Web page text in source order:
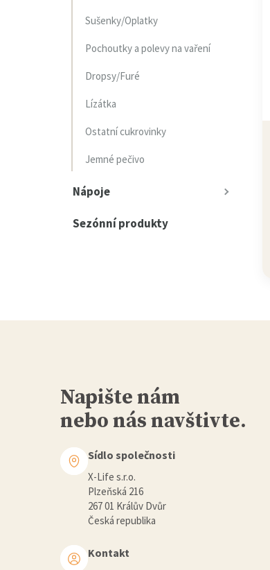
Sušenky/Oplatky
Pochoutky a polevy na vaření
Dropsy/Furé
Lízátka
Ostatní cukrovinky
Jemné pečivo
Nápoje
Sezónní produkty
Napište nám
nebo nás navštivte.
Sídlo společnosti
X-Life s.r.o.
Plzeňská 216
267 01 Králův Dvůr
Česká republika
Kontakt